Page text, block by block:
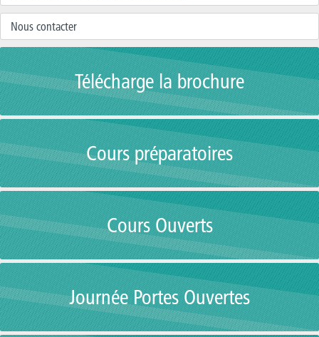
Nous contacter
Télécharge la brochure
Cours préparatoires
Cours Ouverts
Journée Portes Ouvertes